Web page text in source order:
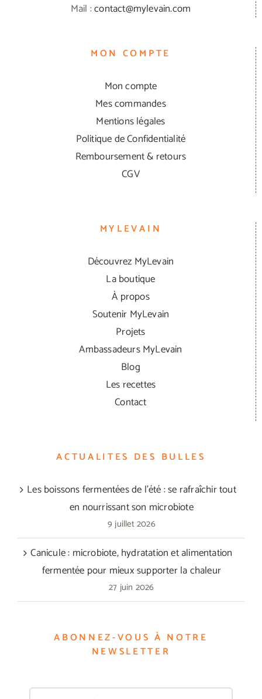
Mail :contact@mylevain.com
MON COMPTE
Mon compte
Mes commandes
Mentions légales
Politique de Confidentialité
Remboursement & retours
CGV
MYLEVAIN
Découvrez MyLevain
La boutique
À propos
Soutenir MyLevain
Projets
Ambassadeurs MyLevain
Blog
Les recettes
Contact
ACTUALITES DES BULLES
Les boissons fermentées de l’été : se rafraîchir tout
en nourrissant son microbiote
9 juillet 2026
Canicule : microbiote, hydratation et alimentation
fermentée pour mieux supporter la chaleur
27 juin 2026
ABONNEZ-VOUS À NOTRE
NEWSLETTER